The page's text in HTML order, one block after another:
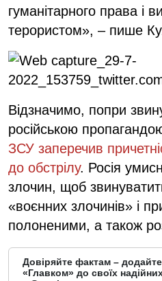
гуманітарного права і
терористом», – пише
Відзначимо, попри
російською
ЗСУ заперечив
до обстрілу. Росія
злочин, щоб
«воєнних злочинів» і
полоненими, а також
Довіряйте фактам – додайте
«Главком» до своїх